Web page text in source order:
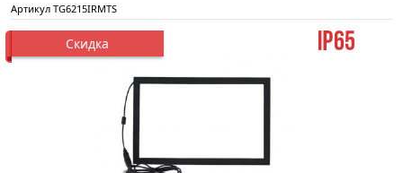
Артикул TG6215IRMTS
Скидка